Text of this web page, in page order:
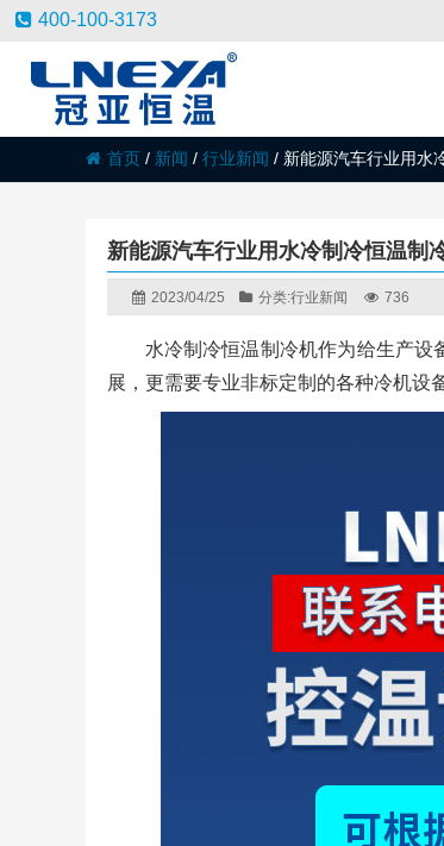
400-100-3173
首页 / 新闻 / 行业新闻 / 新能源汽车行业用水
新能源汽车行业用水冷制冷恒温制
2023/04/25 分类:行业新闻 736
水冷制冷恒温制冷机作为给生产
展，更需要专业非标定制的各种冷机设